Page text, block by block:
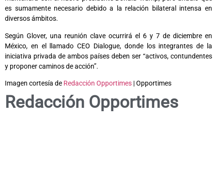
es sumamente necesario debido a la relación bilateral intensa en
diversos ámbitos.
Según Glover, una reunión clave ocurrirá el 6 y 7 de diciembre en
México, en el llamado CEO Dialogue, donde los integrantes de la
iniciativa privada de ambos países deben ser “activos, contundentes
y proponer caminos de acción”.
Imagen cortesía de Redacción Opportimes | Opportimes
Redacción Opportimes